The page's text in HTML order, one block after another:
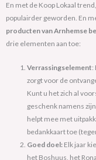
En met de Koop Lokaal
populairder geworden. En
producten van Arnhemse
drie elementen aan toe:
Verrassingselement:
zorgt voor de
Kunt u het zich al
geschenk namens
helpt mee met
bedankkaart toe
Goed doel:Elk jaar
het Boshuus, het